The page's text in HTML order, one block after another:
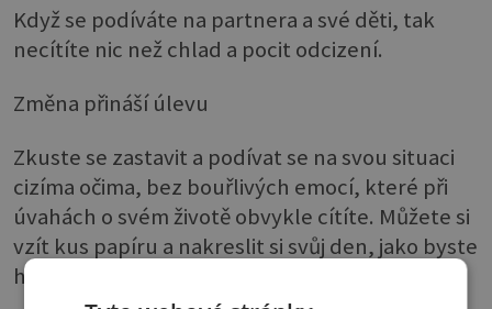
Když se podíváte na partnera a své děti, tak
necítíte nic než chlad a pocit odcizení.
Změna přináší úlevu
Zkuste se zastavit a podívat se na svou situaci
cizíma očima, bez bouřlivých emocí, které při
úvahách o svém životě obvykle cítíte. Můžete si
vzít kus papíru a nakreslit si svůj den, jako byste
ho chtěla vysvětlit cizímu dítěti.